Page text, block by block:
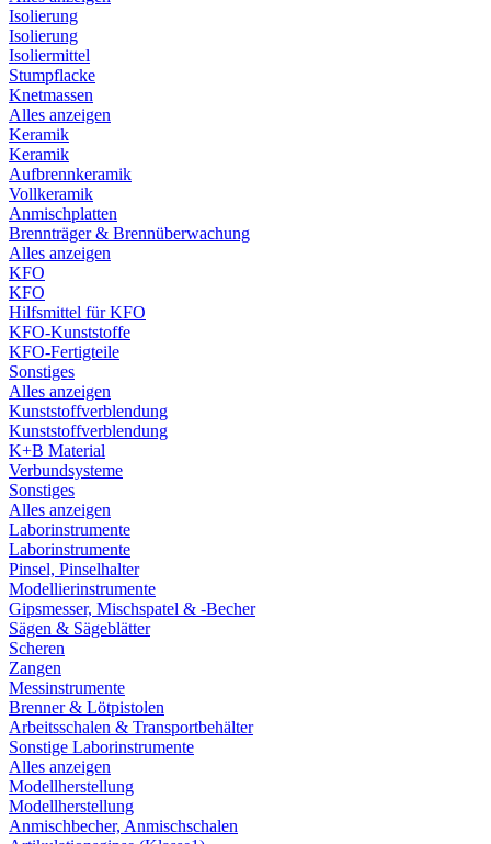
Isolierung
Isolierung
Isoliermittel
Stumpflacke
Knetmassen
Alles anzeigen
Keramik
Keramik
Aufbrennkeramik
Vollkeramik
Anmischplatten
Brennträger & Brennüberwachung
Alles anzeigen
KFO
KFO
Hilfsmittel für KFO
KFO-Kunststoffe
KFO-Fertigteile
Sonstiges
Alles anzeigen
Kunststoffverblendung
Kunststoffverblendung
K+B Material
Verbundsysteme
Sonstiges
Alles anzeigen
Laborinstrumente
Laborinstrumente
Pinsel, Pinselhalter
Modellierinstrumente
Gipsmesser, Mischspatel & -Becher
Sägen & Sägeblätter
Scheren
Zangen
Messinstrumente
Brenner & Lötpistolen
Arbeitsschalen & Transportbehälter
Sonstige Laborinstrumente
Alles anzeigen
Modellherstellung
Modellherstellung
Anmischbecher, Anmischschalen